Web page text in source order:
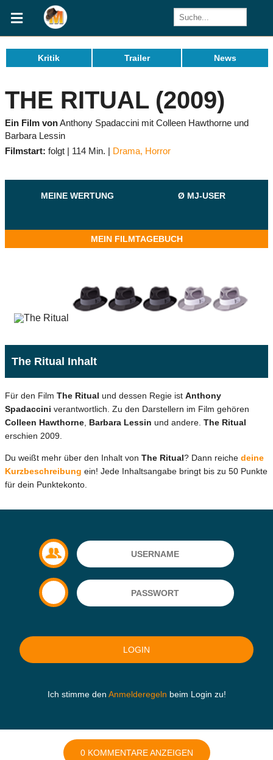
Kritik Trailer News
THE RITUAL (2009)
Ein Film vonAnthony Spadaccini mit Colleen Hawthorne und
Barbara Lessin
Filmstart: folgt 114 Min. Drama, Horror
MEINE WERTUNG Ø MJ-USER
MEIN FILMTAGEBUCH
The Ritual Inhalt
Für den Film The Ritual und dessen Regie ist Anthony
Spadaccini verantwortlich. Zu den Darstellern im Film gehören
Colleen Hawthorne Barbara Lessin und andere. The Ritual
erschien 2009.
Du weißt mehr über den Inhalt von The Ritual? Dann reiche deine
Kurzbeschreibung ein! Jede Inhaltsangabe bringt bis zu 50 Punkte
für dein Punktekonto.
Ich stimme den Anmelderegeln beim Login zu!
0 KOMMENTARE ANZEIGEN